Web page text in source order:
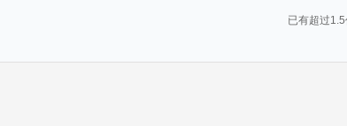
已有超过